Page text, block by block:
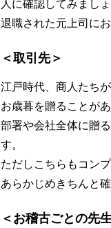
人に確認してみましょ
退職された元上司に
＜取引先＞
江戸時代、商人たち
お歳暮を贈ることがあ
部署や会社全体に贈
す。
ただしこちらもコン
あらかじめきちんと
＜お稽古ごとの先